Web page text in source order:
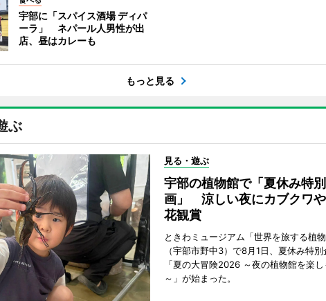
宇部に「スパイス酒場 ディパ
ーラ」 ネパール人男性が出
店、昼はカレーも
もっと見る
ぶ
見る・遊ぶ
宇部の植物館で「夏休み特
画」 涼しい夜にカブクワ
花観賞
ときわミュージアム「世界を旅する植物
（宇部市野中3）で8月1日、夏休み特別
「夏の大冒険2026 ～夜の植物館を楽し
～」が始まった。